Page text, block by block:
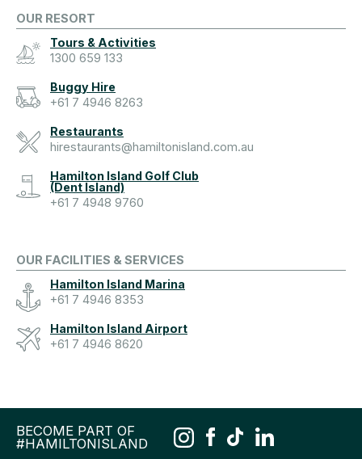
OUR RESORT
Tours & Activities
1300 659 133
Buggy Hire
+61 7 4946 8263
Restaurants
hirestaurants@hamiltonisland.com.au
Hamilton Island Golf Club
(Dent Island)
+61 7 4948 9760
OUR FACILITIES & SERVICES
Hamilton Island Marina
+61 7 4946 8353
Hamilton Island Airport
+61 7 4946 8620
BECOME PART OF
#HAMILTONISLAND